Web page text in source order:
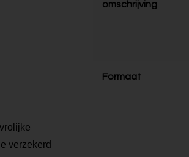
verzekerd
omschrijving
Formaat